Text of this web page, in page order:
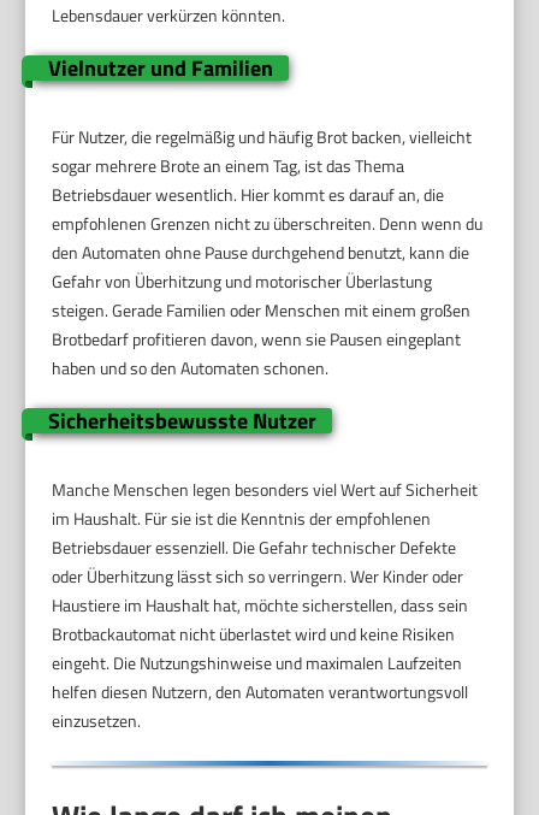
Lebensdauer verkürzen könnten.
Vielnutzer und Familien
Für Nutzer, die regelmäßig und häufig Brot backen, vielleicht
sogar mehrere Brote an einem Tag, ist das Thema
Betriebsdauer wesentlich. Hier kommt es darauf an, die
empfohlenen Grenzen nicht zu überschreiten. Denn wenn du
den Automaten ohne Pause durchgehend benutzt, kann die
Gefahr von Überhitzung und motorischer Überlastung
steigen. Gerade Familien oder Menschen mit einem großen
Brotbedarf profitieren davon, wenn sie Pausen eingeplant
haben und so den Automaten schonen.
Sicherheitsbewusste Nutzer
Manche Menschen legen besonders viel Wert auf Sicherheit
im Haushalt. Für sie ist die Kenntnis der empfohlenen
Betriebsdauer essenziell. Die Gefahr technischer Defekte
oder Überhitzung lässt sich so verringern. Wer Kinder oder
Haustiere im Haushalt hat, möchte sicherstellen, dass sein
Brotbackautomat nicht überlastet wird und keine Risiken
eingeht. Die Nutzungshinweise und maximalen Laufzeiten
helfen diesen Nutzern, den Automaten verantwortungsvoll
einzusetzen.